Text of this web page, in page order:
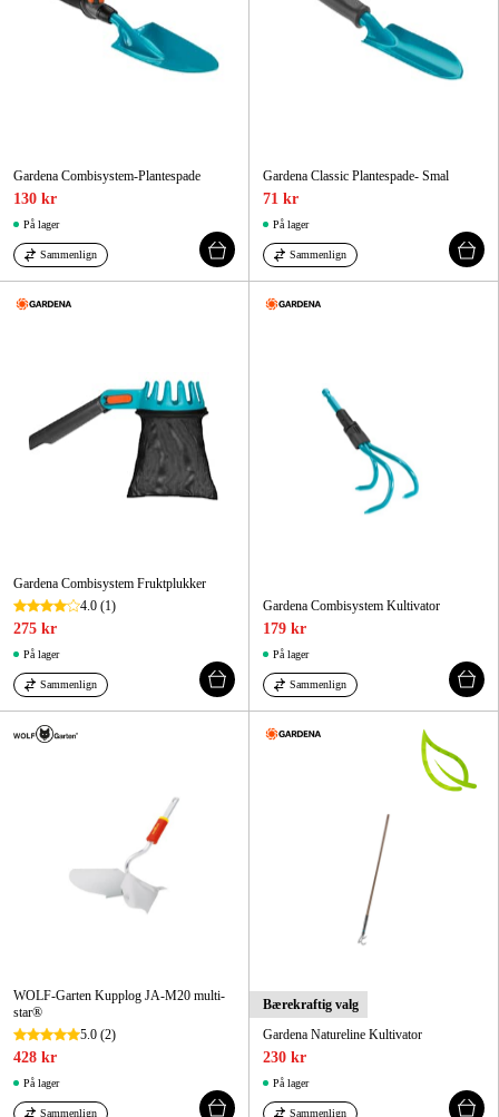
Gardena Combisystem-Plantespade
130 kr
På lager
Sammenlign
Gardena Classic Plantespade- Smal
71 kr
På lager
Sammenlign
Gardena Combisystem Fruktplukker
4.0 (1)
275 kr
På lager
Sammenlign
Gardena Combisystem Kultivator
179 kr
På lager
Sammenlign
WOLF-Garten Kupplog JA-M20 multi-
star®
5.0 (2)
428 kr
På lager
Sammenlign
Bærekraftig valg
Gardena Natureline Kultivator
230 kr
På lager
Sammenlign